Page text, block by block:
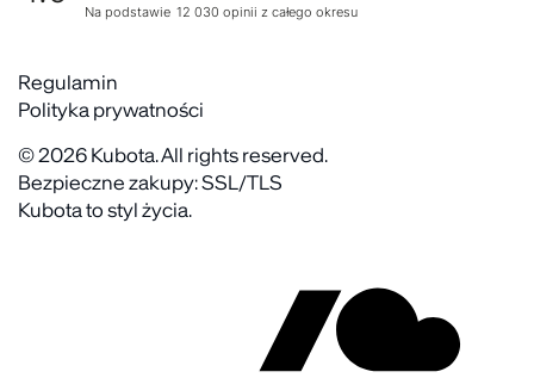
Rekrutujemy
Zwroty
Kontakt
FAQ
Na podstawie 12 030 opinii z całego okresu
Regulamin
Polityka prywatności
© 2026 Kubota. All rights reserved.
Bezpieczne zakupy: SSL/TLS
Kubota to styl życia.